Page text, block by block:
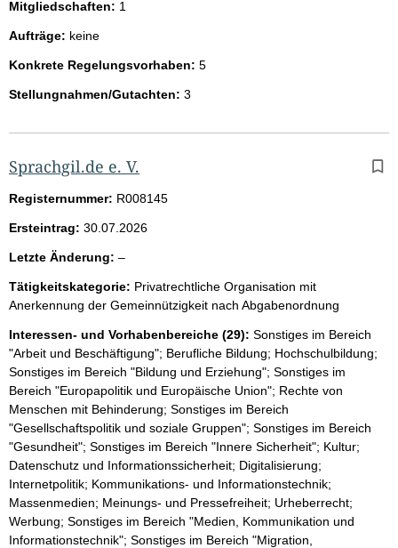
Mitgliedschaften: 1
Aufträge: keine
Konkrete Regelungsvorhaben: 5
Stellungnahmen/Gutachten: 3
Sprachgil.de e. V.
Registernummer: R008145
Ersteintrag: 30.07.2026
Letzte Änderung: –l
e
r
Tätigkeitskategorie: Privatrechtliche Organisation mit
Anerkennung der Gemeinnützigkeit nach Abgabenordnung
Interessen- und Vorhabenbereiche (29): Sonstiges im Bereich
"Arbeit und Beschäftigung"; Berufliche Bildung; Hochschulbildung;
Sonstiges im Bereich "Bildung und Erziehung"; Sonstiges im
Bereich "Europapolitik und Europäische Union"; Rechte von
Menschen mit Behinderung; Sonstiges im Bereich
"Gesellschaftspolitik und soziale Gruppen"; Sonstiges im Bereich
"Gesundheit"; Sonstiges im Bereich "Innere Sicherheit"; Kultur;
Datenschutz und Informationssicherheit; Digitalisierung;
Internetpolitik; Kommunikations- und Informationstechnik;
Massenmedien; Meinungs- und Pressefreiheit; Urheberrecht;
Werbung; Sonstiges im Bereich "Medien, Kommunikation und
Informationstechnik"; Sonstiges im Bereich "Migration,